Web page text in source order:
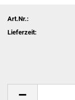
Art.Nr.:
Lieferzeit: